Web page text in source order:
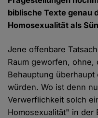
biblische Texte genau
Homosexualität als
Jene offenbare
Raum geworfen,
Behauptung
würden. Wo ist denn
Verwerflichkeit solch
Homosexualität" in der